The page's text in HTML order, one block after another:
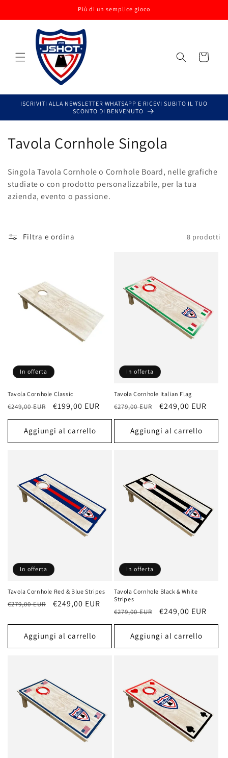
ai contenuti
Più di un semplice gioco
Carrello
ISCRIVITI ALLA NEWSLETTER WHATSAPP E RICEVI SUBITO IL TUO
SCONTO DI BENVENUTO
C
l
l
z
Tavola Cornhole Singola
Singola Tavola Cornhole o Cornhole Board, nelle grafiche
studiate o con prodotto personalizzabile, per la tua
azienda, evento o passione.
Filtra e ordina 8 prodotti
In offerta
Tavola Cornhole Classic
Prezzo
di
listino
€249,00 EUR
Prezzo
scontato
€199,00 EUR
Aggiungi al carrello
In offerta
Tavola Cornhole Italian Flag
Prezzo
di
listino
€279,00 EUR
Prezzo
scontato
€249,00 EUR
Aggiungi al carrello
In offerta
Tavola Cornhole Red & Blue Stripes
Prezzo
listino
€279,00 EUR
Prezzo
€249,00 EUR
Aggiungi al carrello
In offerta
Tavola Cornhole Black & White
Stripes
Prezzo
di
listino
€279,00 EUR
Prezzo
scontato
€249,00 EUR
Aggiungi al carrello